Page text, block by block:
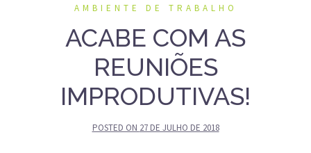
AMBIENTE DE TRABALHO
ACABE COM AS
REUNIÕES
IMPRODUTIVAS!
POSTED ON 27 DE JULHO DE 2018